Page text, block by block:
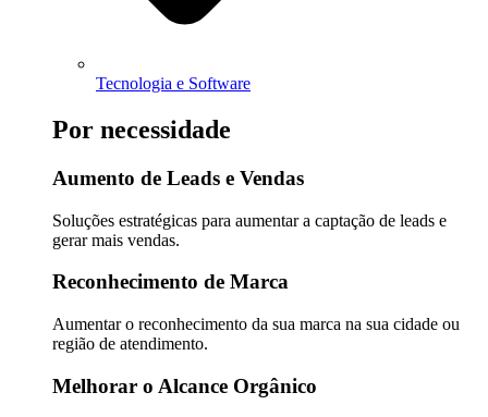
Tecnologia e Software
Por necessidade
Aumento de Leads e Vendas
Soluções estratégicas para aumentar a captação de leads e
gerar mais vendas.
Reconhecimento de Marca
Aumentar o reconhecimento da sua marca na sua cidade ou
região de atendimento.
Melhorar o Alcance Orgânico